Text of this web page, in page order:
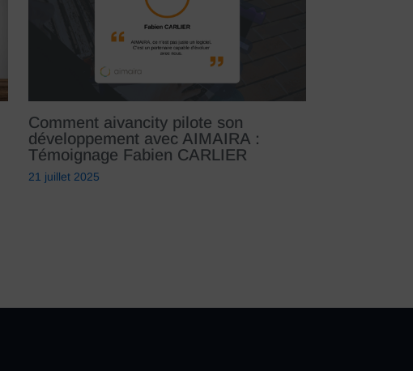
Comment aivancity pilote son
développement avec AIMAIRA :
Témoignage Fabien CARLIER
21 juillet 2025